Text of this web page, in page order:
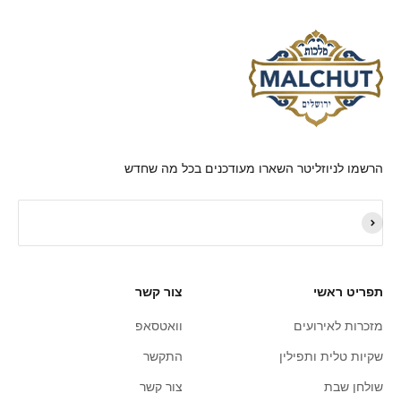
הרשמו לניוזליטר השארו מעודכנים בכל מה שחדש
תפריט ראשי
מזכרות לאירועים
שקיות טלית ותפילין
שולחן שבת
צור קשר
וואטסאפ
התקשר
צור קשר